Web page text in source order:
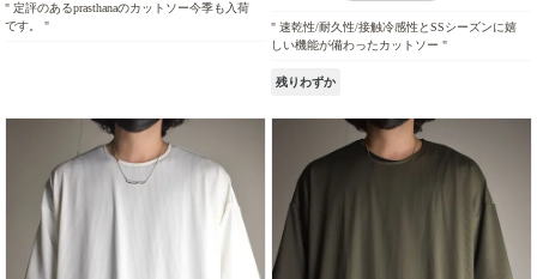
" 定評のあるprasthanaのカットソー今季も入荷
です。 "
" 速乾性/耐久性/接触冷感性とSSシーズンに嬉
しい機能が備わったカットソー "
残りわずか